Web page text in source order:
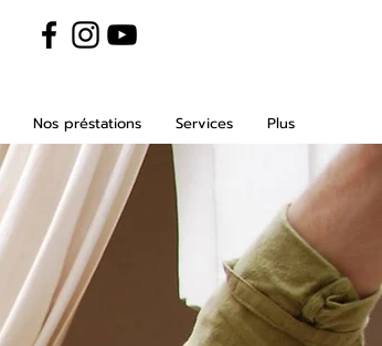
Nos préstations Services Plus